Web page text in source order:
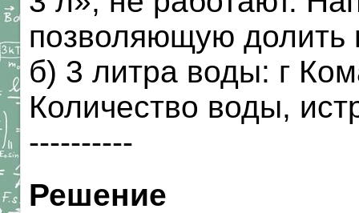
позволяющую долить
б) 3 литра воды: г
Количество воды,
----------
Решение